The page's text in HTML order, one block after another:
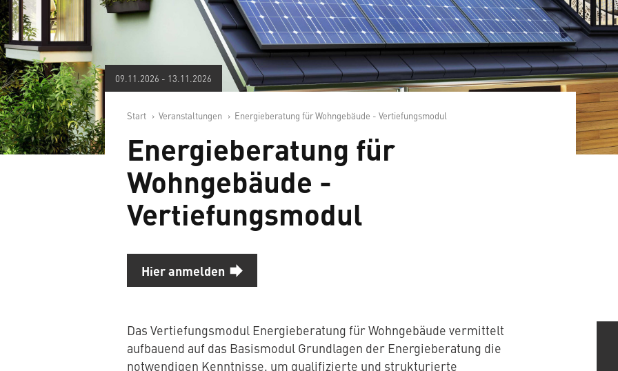
09.11.2026 - 13.11.2026
Start Veranstaltungen Energieberatung für Wohngebäude - Vertiefungsmodul
Energieberatung für
Wohngebäude -
Vertiefungsmodul
Hier anmelden
Das Vertiefungsmodul Energieberatung für Wohngebäude vermittelt
aufbauend auf das Basismodul Grundlagen der Energieberatung die
notwendigen Kenntnisse, um qualifizierte und strukturierte